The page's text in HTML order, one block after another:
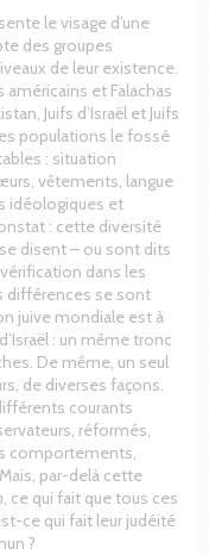
le visage d’une
des groupes
de leur existence.
américains et Falachas
Juifs d’Israël et Juifs
populations le fossé
: situation
vêtements, langue
idéologiques et
: cette diversité
disent – ou sont dits
dans les
différences se sont
juive mondiale est à
: un même tronc
De même, un seul
de diverses façons.
courants
réformés,
comportements,
par-delà cette
, ce qui fait que tous ces
ce qui fait leur judéité
?